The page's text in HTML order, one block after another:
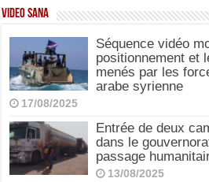
Video SANA
Séquence vidéo
positionnement et
menés par les
arabe syrienne
17/08/2025
Entrée de deux
dans le
passage
13/08/2025